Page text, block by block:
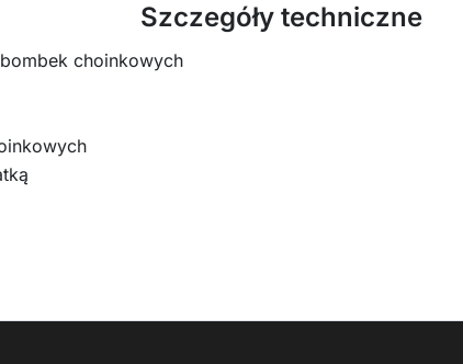
Szczegóły techniczne
choinkowych